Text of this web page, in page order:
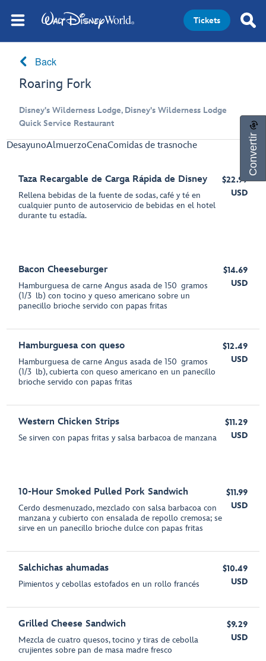
Tickets
Back
Roaring Fork
Disney's Wilderness Lodge, Disney's Wilderness Lodge
Quick Service Restaurant
DesayunoAlmuerzoCenaComidas de trasnoche
Taza Recargable de Carga Rápida de Disney
Rellena bebidas de la fuente de sodas, café y té en
cualquier punto de autoservicio de bebidas en el hotel
durante tu estadía.
$22.99
USD
Bacon Cheeseburger
Hamburguesa de carne Angus asada de 150 gramos
(1/3 lb) con tocino y queso americano sobre un
panecillo brioche servido con papas fritas
$14.69
USD
Hamburguesa con queso
Hamburguesa de carne Angus asada de 150 gramos
(1/3 lb), cubierta con queso americano en un panecillo
brioche servido con papas fritas
$12.49
USD
Western Chicken Strips
Se sirven con papas fritas y salsa barbacoa de manzana
$11.29
USD
10-Hour Smoked Pulled Pork Sandwich
Cerdo desmenuzado, mezclado con salsa barbacoa con
manzana y cubierto con ensalada de repollo cremosa; se
sirve en un panecillo brioche dulce con papas fritas
$11.99
USD
Salchichas ahumadas
Pimientos y cebollas estofados en un rollo francés
$10.49
USD
Grilled Cheese Sandwich
Mezcla de cuatro quesos, tocino y tiras de cebolla
crujientes sobre pan de masa madre fresco
$9.29
USD
Convertir